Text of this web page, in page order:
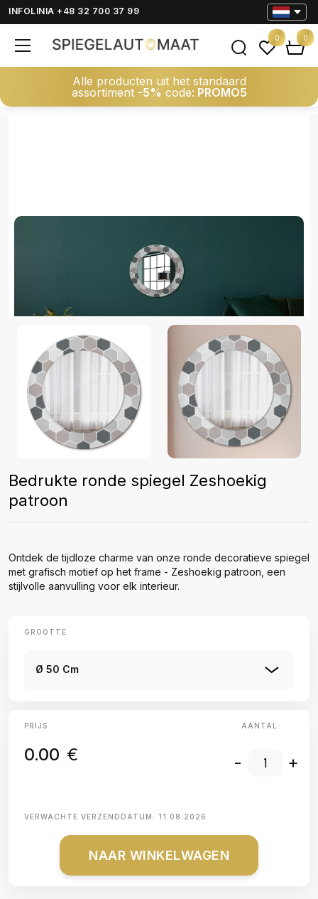
INFOLINIA +48 32 700 37 99
Alle producten uit het standaard
assortiment -5% code: PROMO5
0 0
Bedrukte ronde spiegel Zeshoekig
patroon
Ontdek de tijdloze charme van onze ronde decoratieve spiegel
met grafisch motief op het frame - Zeshoekig patroon, een
stijlvolle aanvulling voor elk interieur.
GROOTTE
Ø 50 Cm
PRIJS
0.00 €
AANTAL:
- +
VERWACHTE VERZENDDATUM: 11.08.2026
NAAR WINKELWAGEN